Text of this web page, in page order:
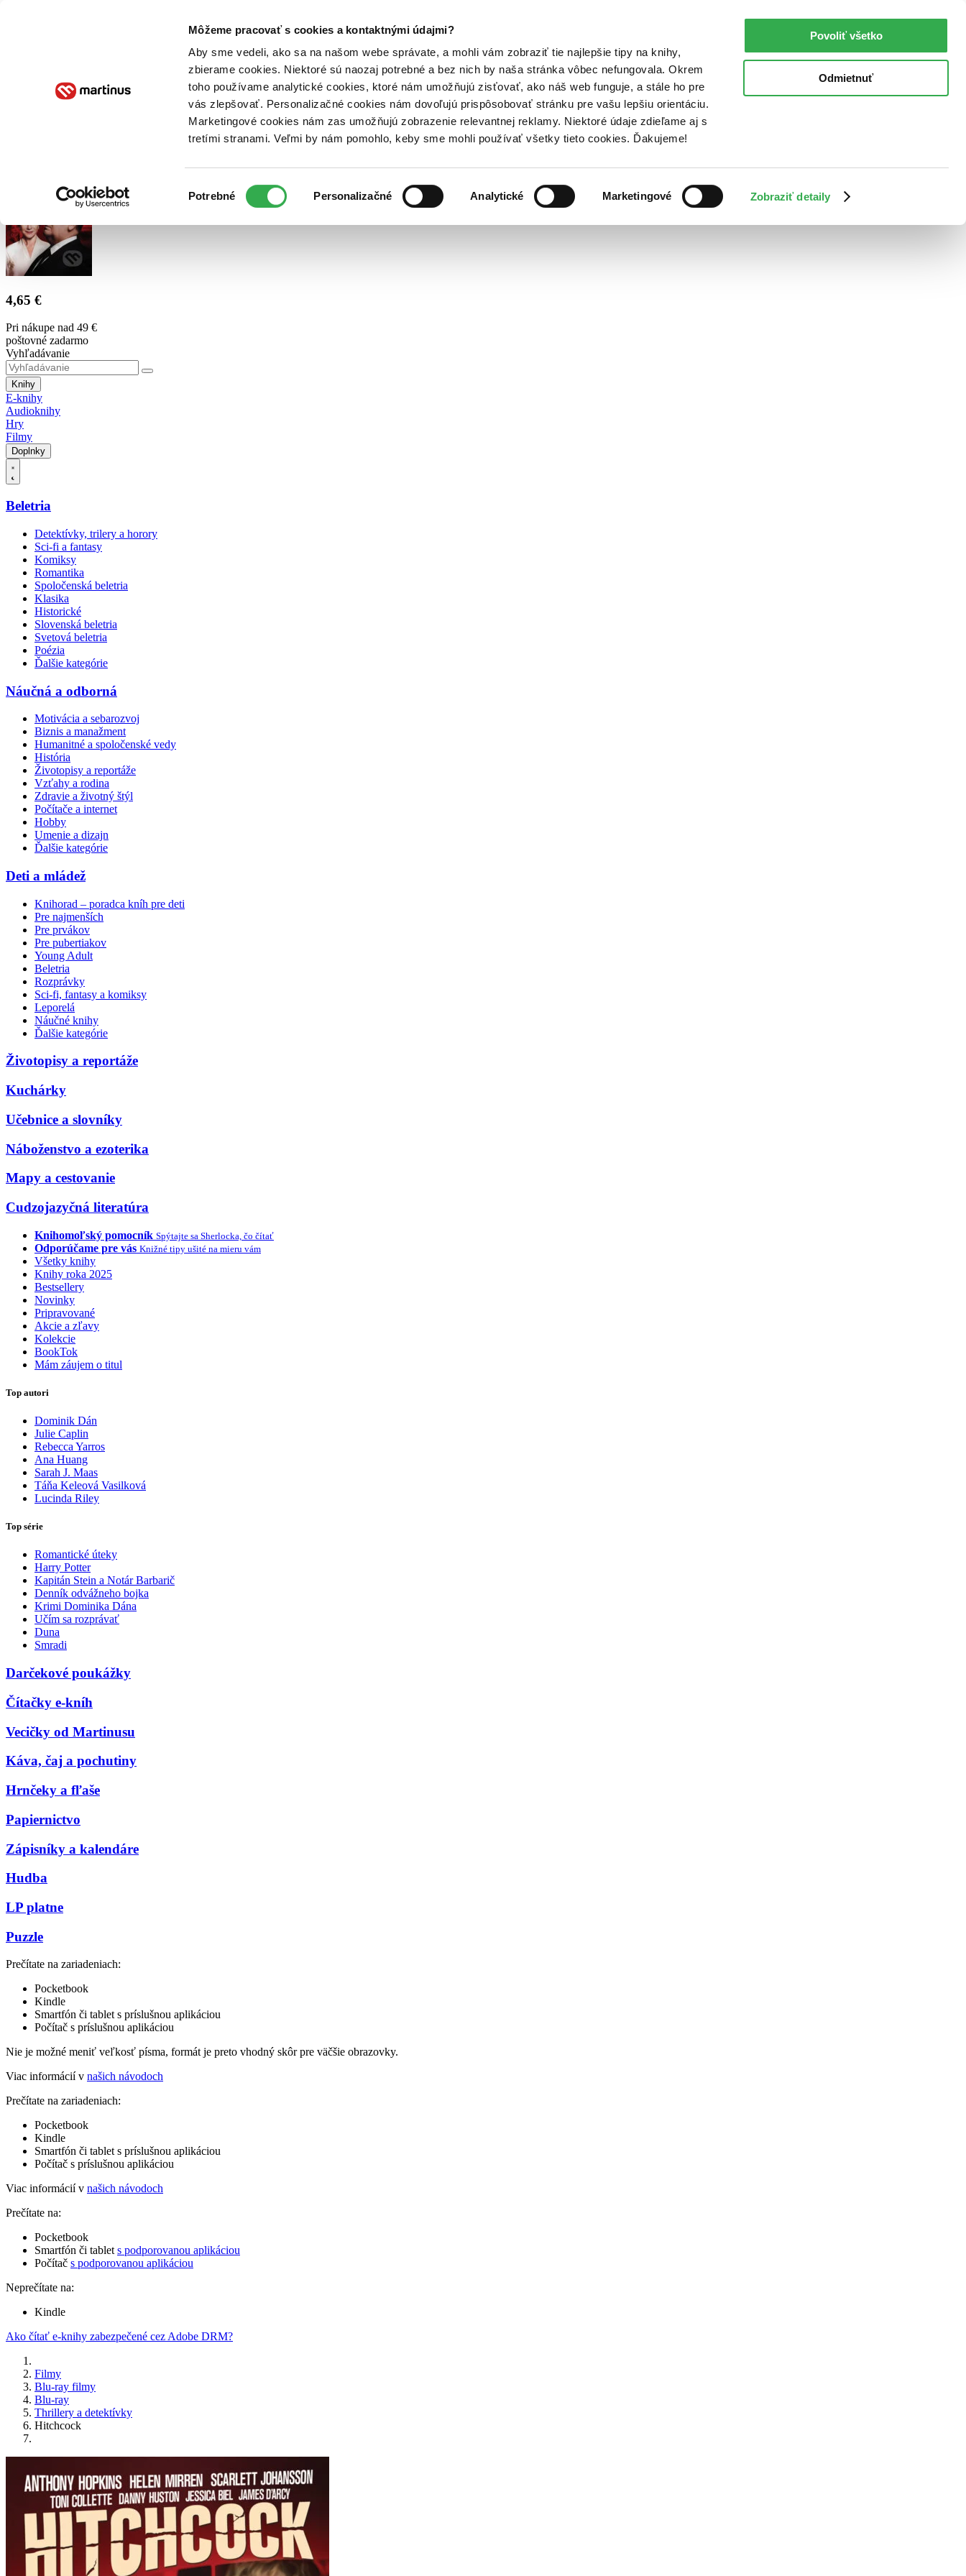
Môžeme pracovať s cookies a kontaktnými údajmi?
Aby sme vedeli, ako sa na našom webe správate, a mohli vám zobraziť tie najlepšie tipy na knihy,
zbierame cookies. Niektoré sú naozaj potrebné a bez nich by naša stránka vôbec nefungovala. Okrem
toho používame analytické cookies, ktoré nám umožňujú zisťovať, ako náš web funguje, a stále ho pre
vás zlepšovať. Personalizačné cookies nám dovoľujú prispôsobovať stránku pre vašu lepšiu orientáciu.
Marketingové cookies nám zas umožňujú zobrazenie relevantnej reklamy. Niektoré údaje zdieľame aj s
tretími stranami. Veľmi by nám pomohlo, keby sme mohli používať všetky tieto cookies. Ďakujeme!
súhlasu
Potrebné Personalizačné Analytické Marketingové Zobraziť detaily
Povoliť všetko
Odmietnuť
Poukážky Kontakt
4,65 €
Pri nákupe nad 49 €
poštovné zadarmo
Vyhľadávanie
Knihy
E-knihy
Audioknihy
Hry
Filmy
Doplnky
Beletria
Detektívky, trilery a horory
Sci-fi a fantasy
Komiksy
Romantika
Spoločenská beletria
Klasika
Historické
Slovenská beletria
Svetová beletria
Poézia
Ďalšie kategórie
Náučná a odborná
Motivácia a sebarozvoj
Biznis a manažment
Humanitné a spoločenské vedy
História
Životopisy a reportáže
Vzťahy a rodina
Zdravie a životný štýl
Počítače a internet
Hobby
Umenie a dizajn
Ďalšie kategórie
Deti a mládež
Knihorad – poradca kníh pre deti
Pre najmenších
Pre prvákov
Pre pubertiakov
Young Adult
Beletria
Rozprávky
Sci-fi, fantasy a komiksy
Leporelá
Náučné knihy
Ďalšie kategórie
Životopisy a reportáže
Kuchárky
Učebnice a slovníky
Náboženstvo a ezoterika
Mapy a cestovanie
Cudzojazyčná literatúra
Knihomoľský pomocník Spýtajte sa Sherlocka, čo čítať
Odporúčame pre vás Knižné tipy ušité na mieru vám
Všetky knihy
Knihy roka 2025
Bestsellery
Novinky
Pripravované
Akcie a zľavy
Kolekcie
BookTok
Mám záujem o titul
Top autori
Dominik Dán
Julie Caplin
Rebecca Yarros
Ana Huang
Sarah J. Maas
Táňa Keleová Vasilková
Lucinda Riley
Top série
Romantické úteky
Harry Potter
Kapitán Stein a Notár Barbarič
Denník odvážneho bojka
Krimi Dominika Dána
Učím sa rozprávať
Duna
Smradi
Darčekové poukážky
Čítačky e-kníh
Vecičky od Martinusu
Káva, čaj a pochutiny
Hrnčeky a fľaše
Papiernictvo
Zápisníky a kalendáre
Hudba
LP platne
Puzzle
Prečítate na zariadeniach:
Pocketbook
Kindle
Smartfón či tablet s príslušnou aplikáciou
Počítač s príslušnou aplikáciou
Nie je možné meniť veľkosť písma, formát je preto vhodný skôr pre väčšie obrazovky.
Viac informácií v našich návodoch
Prečítate na zariadeniach:
Pocketbook
Kindle
Smartfón či tablet s príslušnou aplikáciou
Počítač s príslušnou aplikáciou
Viac informácií v našich návodoch
Prečítate na:
Pocketbook
Smartfón či tablet s podporovanou aplikáciou
Počítač s podporovanou aplikáciou
Neprečítate na:
Kindle
Ako čítať e-knihy zabezpečené cez Adobe DRM?
Filmy
Blu-ray filmy
Blu-ray
Thrillery a detektívky
Hitchcock